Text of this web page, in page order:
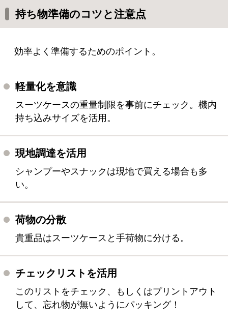
持ち物準備のコツと注意点
効率よく準備するためのポイント。
軽量化を意識
スーツケースの重量制限を事前にチェック。機内
持ち込みサイズを活用。
現地調達を活用
シャンプーやスナックは現地で買える場合も多
い。
荷物の分散
貴重品はスーツケースと手荷物に分ける。
チェックリストを活用
このリストをチェック、もしくはプリントアウト
して、忘れ物が無いようにパッキング！